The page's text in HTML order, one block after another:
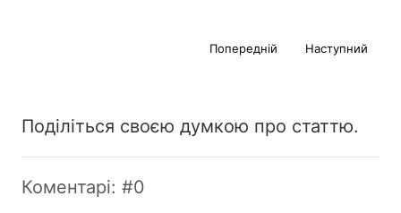
Попередній Наступний
Поділіться своєю думкою про статтю.
Коментарі: #0